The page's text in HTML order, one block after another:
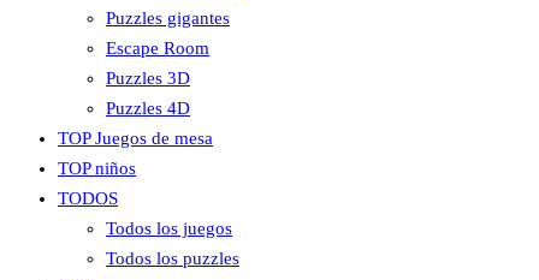
Puzzles gigantes
Escape Room
Puzzles 3D
Puzzles 4D
TOP Juegos de mesa
TOP niños
TODOS
Todos los juegos
Todos los puzzles